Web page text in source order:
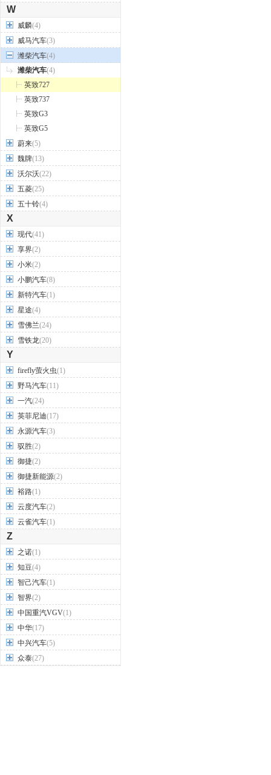
W
威麟(4)
威马汽车(3)
潍柴汽车(4)
潍柴汽车(4)
英致727
英致737
英致G3
英致G5
蔚来(5)
魏牌(13)
沃尔沃(22)
五菱(25)
五十铃(4)
X
现代(41)
享界(2)
小米(2)
小鹏汽车(8)
新特汽车(1)
星途(4)
雪佛兰(24)
雪铁龙(20)
Y
firefly萤火虫(1)
野马汽车(11)
一汽(24)
英菲尼迪(17)
永源汽车(3)
驭胜(2)
御捷(2)
御捷新能源(2)
裕路(1)
云度汽车(2)
云雀汽车(1)
Z
之诺(1)
知豆(4)
智己汽车(1)
智界(2)
中国重汽VGV(1)
中华(17)
中兴汽车(5)
众泰(27)